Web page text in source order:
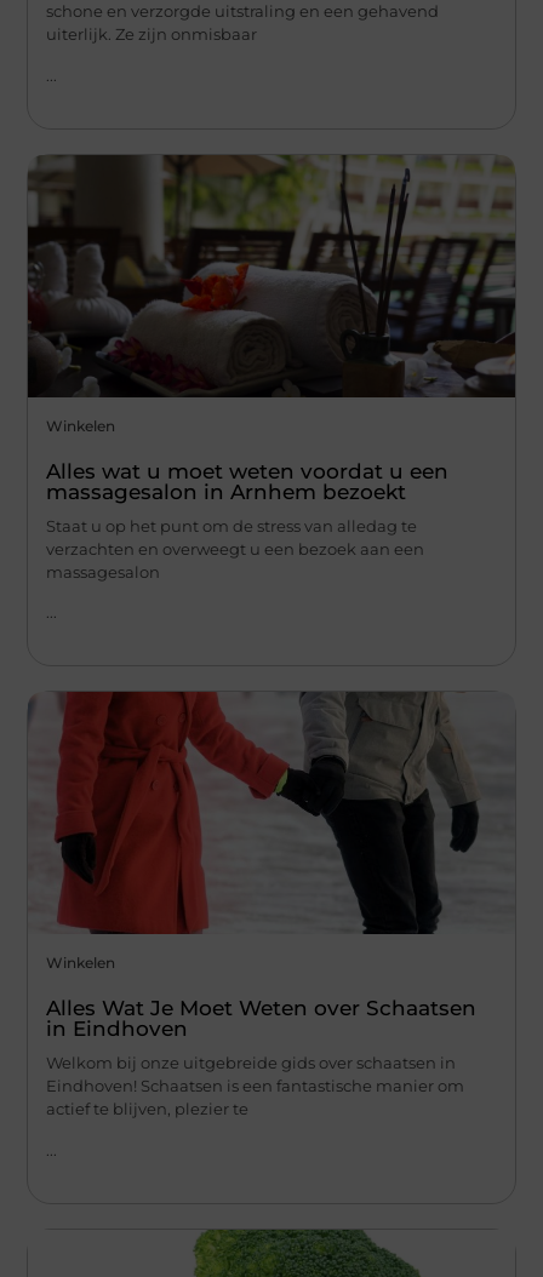
schone en verzorgde uitstraling en een gehavend
uiterlijk. Ze zijn onmisbaar
Winkelen
Alles wat u moet weten voordat u een
massagesalon in Arnhem bezoekt
Staat u op het punt om de stress van alledag te
verzachten en overweegt u een bezoek aan een
massagesalon
...
Winkelen
Alles Wat Je Moet Weten over Schaatsen
in Eindhoven
Welkom bij onze uitgebreide gids over schaatsen in
Eindhoven! Schaatsen is een fantastische manier om
actief te blijven, plezier te